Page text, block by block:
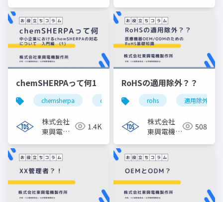
chemSHERPAって何1
chemsherpa chemical management regulation
株式会社
東興電機
1.4K
RoHSの適用除外？？
rohs 適用除外
株式会社
東興電機製
508